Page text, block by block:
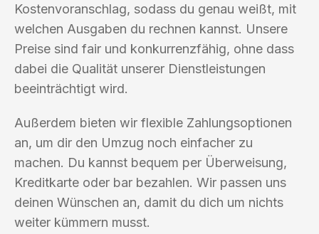
Kostenvoranschlag, sodass du genau weißt, mit
welchen Ausgaben du rechnen kannst. Unsere
Preise sind fair und konkurrenzfähig, ohne dass
dabei die Qualität unserer Dienstleistungen
beeinträchtigt wird.
Außerdem bieten wir flexible Zahlungsoptionen
an, um dir den Umzug noch einfacher zu
machen. Du kannst bequem per Überweisung,
Kreditkarte oder bar bezahlen. Wir passen uns
deinen Wünschen an, damit du dich um nichts
weiter kümmern musst.